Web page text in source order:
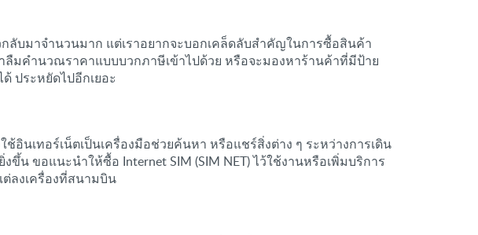
บมาจำนวนมาก แต่เราอยากจะบอกเคล็ดลับสำคัญในการซื้อสินค้า
มคำนวณราคาแบบบวกภาษีเข้าไปด้วย หรือจะมองหาร้านค้าที่มีป้าย
ประหยัดไปอีกเยอะ
อินเทอร์เน็ตเป็นเครื่องมือช่วยค้นหา หรือแชร์สิ่งต่าง ๆ ระหว่างการเดิน
ขอแนะนำให้ซื้อ Internet SIM (SIM NET) ไว้ใช้งานหรือเพิ่มบริการ
ต่ลงเครื่องที่สนามบิน